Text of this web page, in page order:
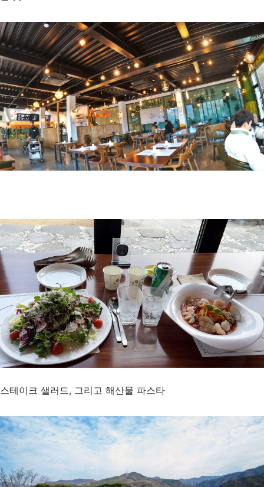
스테이크 샐러드, 그리고 해산물 파스타